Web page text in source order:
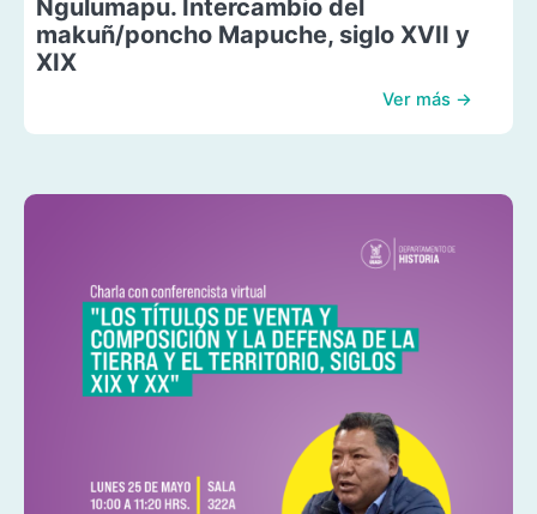
Ngulumapu. Intercambio del
makuñ/poncho Mapuche, siglo XVII y
XIX
Ver más →